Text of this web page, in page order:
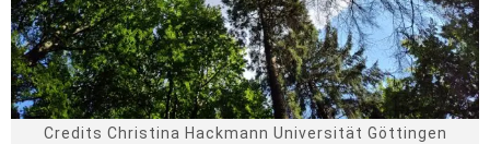
Credits Christina Hackmann Universität Göttingen